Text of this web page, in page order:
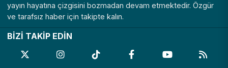
yayın hayatına çizgisini bozmadan devam etmektedir. Özgür
ve tarafsız haber için takipte kalın.
BİZİ TAKİP EDİN